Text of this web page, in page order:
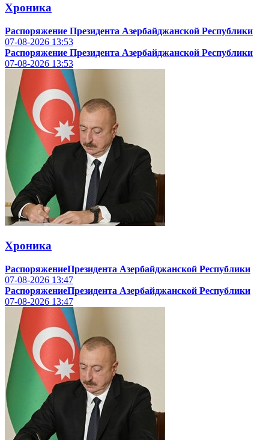
Хроника
Распоряжение Президента Азербайджанской Республики
07-08-2026 13:53
Распоряжение Президента Азербайджанской Республики
07-08-2026 13:53
Хроника
РаспоряжениеПрезидента Азербайджанской Республики
07-08-2026 13:47
РаспоряжениеПрезидента Азербайджанской Республики
07-08-2026 13:47